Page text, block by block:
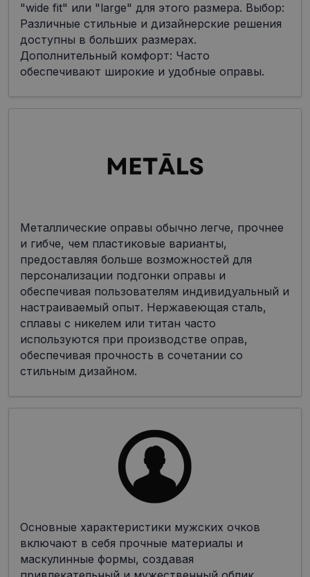
"wide fit" или "large" для этого размера. Выбор:
Различные стильные и дизайнерские решения
доступны в больших размерах.
Дополнительный комфорт: Часто
обеспечивают широкие и удобные оправы.
Металлические оправы обычно легче, прочнее
и гибче, чем пластиковые варианты,
предоставляя больше возможностей для
персонализации подгонки оправы и
обеспечивая пользователям индивидуальный и
настраиваемый опыт. Нержавеющая сталь,
сплавы с никелем или титан часто
используются при производстве оправ,
обеспечивая прочность в сочетании со
стильным дизайном.
Основные характеристики мужских очков
включают в себя прочные материалы и
маскулинные формы, создавая